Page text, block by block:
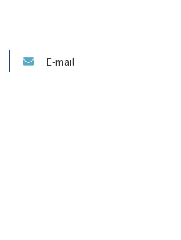
E-mail